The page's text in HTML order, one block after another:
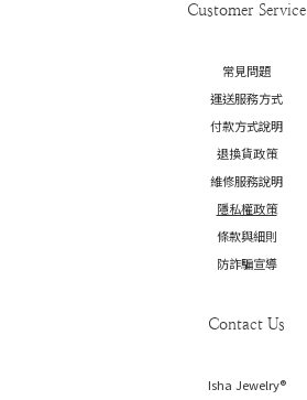
Customer Service
常見問題
運送服務方式
付款方式說明
退換貨政策
維修服務說明
隱私權政策
條款與細則
防詐騙宣導
Contact Us
Isha Jewelry®️